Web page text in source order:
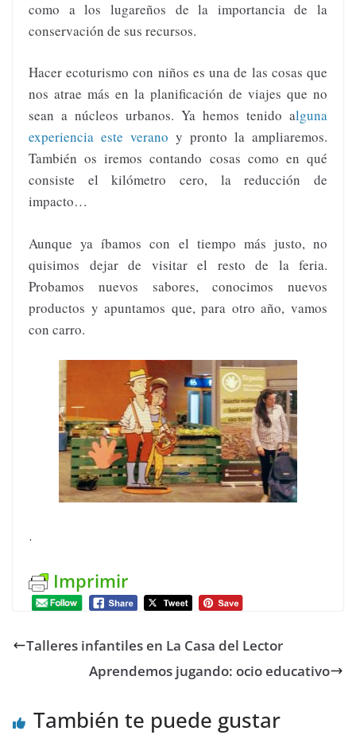
como a los lugareños de la importancia de la
conservación de sus recursos.
Hacer ecoturismo con niños es una de las cosas que
nos atrae más en la planificación de viajes que no
sean a núcleos urbanos. Ya hemos tenido alguna
experiencia este verano y pronto la ampliaremos.
También os iremos contando cosas como en qué
consiste el kilómetro cero, la reducción de
impacto…
Aunque ya íbamos con el tiempo más justo, no
quisimos dejar de visitar el resto de la feria.
Probamos nuevos sabores, conocimos nuevos
productos y apuntamos que, para otro año, vamos
con carro.
.
Imprimir
Talleres infantiles en La Casa del Lector
Aprendemos jugando: ocio educativo
También te puede gustar